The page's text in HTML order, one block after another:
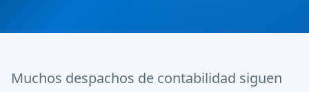
Muchos despachos de contabilidad siguen